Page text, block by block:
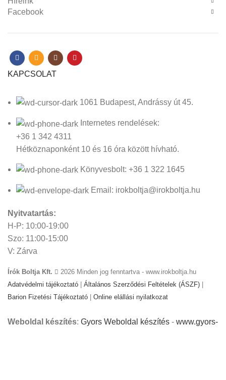
Facebook
KAPCSOLAT
1061 Budapest, Andrássy út 45.
Internetes rendelések:
+36 1 342 4311
Hétköznaponként 10 és 16 óra között hívható.
Könyvesbolt: +36 1 322 1645
Email: irokboltja@irokboltja.hu
Nyitvatartás:
H-P: 10:00-19:00
Szo: 11:00-15:00
V: Zárva
Írók Boltja Kft.
2026 Minden jog fenntartva - www.irokboltja.hu
Adatvédelmi tájékoztató
Általános Szerződési Feltételek (ÁSZF)
Barion Fizetési Tájékoztató
Online elállási nyilatkozat
Weboldal készítés: Gyors Weboldal készítés - www.gyors-